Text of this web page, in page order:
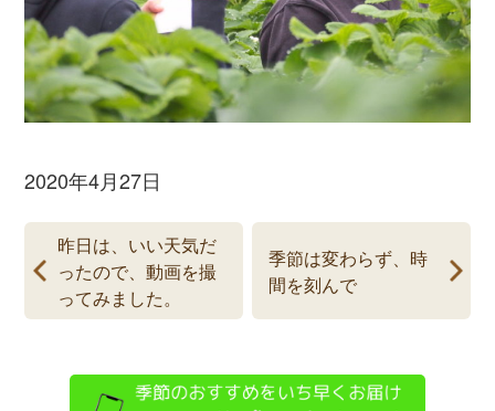
2020年4月27日
昨日は、いい天気だ
ったので、動画を撮
ってみました。
季節は変わらず、時
間を刻んで